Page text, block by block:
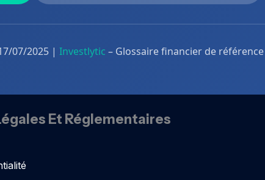
07/2025 | Investlytic – Glossaire financier de référence
Et Réglementaires